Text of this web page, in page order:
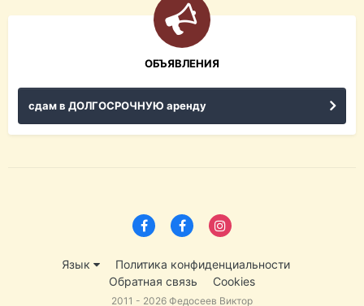
ОБЪЯВЛЕНИЯ
сдам в ДОЛГОСРОЧНУЮ аренду
Язык
Политика конфиденциальности
Обратная связь
Cookies
2011 - 2026 Федосеев Виктор